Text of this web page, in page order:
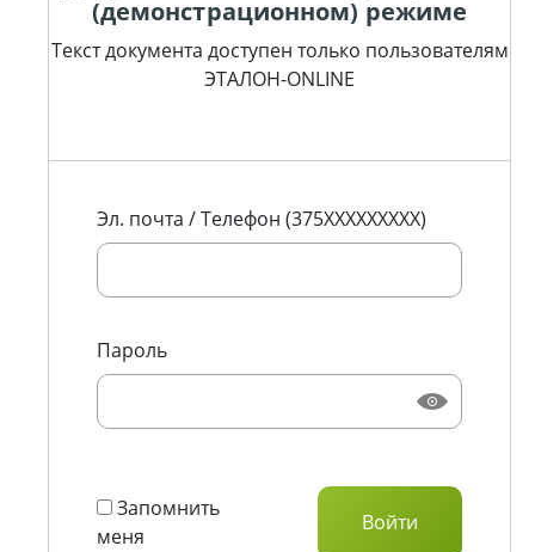
(демонстрационном) режиме
Текст документа доступен только пользователям
ЭТАЛОН-ONLINE
Эл. почта / Телефон (375XXXXXXXXX)
Пароль
Запомнить
меня